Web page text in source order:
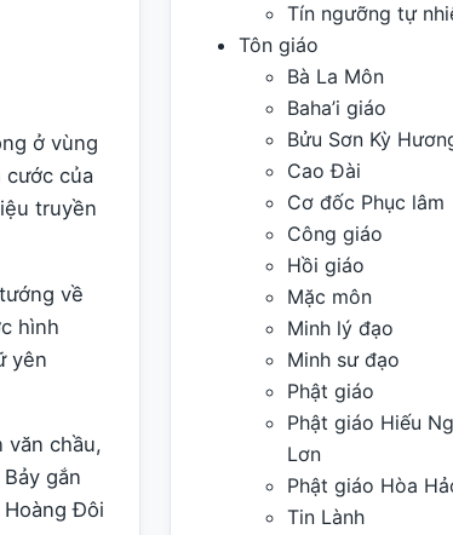
ở vùng
cước của
truyền
về
hình
yên
văn chầu,
gắn
Đôi
Tín ngưỡng tự
Tôn giáo
Bà La Môn
Baha’i giáo
Bửu Sơn Kỳ
Cao Đài
Cơ đốc Phục lâm
Công giáo
Hồi giáo
Mặc môn
Minh lý đạo
Minh sư đạo
Phật giáo
Phật giáo Hiếu
Lơn
Phật giáo Hòa
Tin Lành